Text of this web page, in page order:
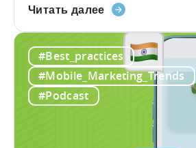
платного привлечения
основанного на
контента. Для
приложений и специалистов
мобильному маркетингу
схема оптимизации по CPM,
тестирования рекламных
масштабирования
Читать далее«Что
„экономика
креаторов“?
Почему
#Best_practices
#Mobile_Marketing_Trends
#Podcast